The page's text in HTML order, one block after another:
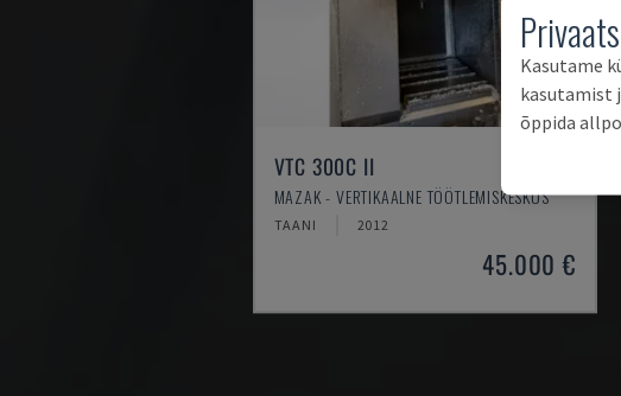
VTC 300C II
MAZAK - VERTIKAALNE TÖÖTLEMISKESKUS
TAANI 2012
45.000 €
Kasutame
kasutamist
õppida